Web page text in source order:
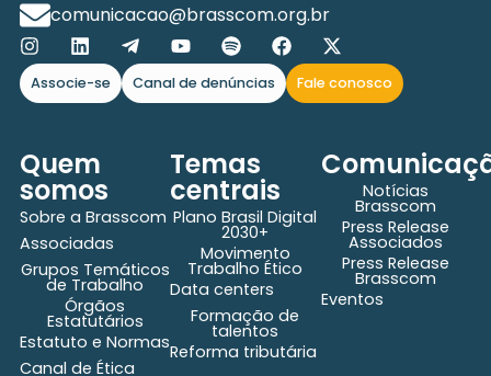
comunicacao@brasscom.org.br
Associe-se Canal de denúncias Fale conosco
Quem
somos
Sobre a Brasscom
Associadas
Grupos Temáticos
de Trabalho
Órgãos
Estatutários
Estatuto e Normas
Canal de Ética
Temas
centrais
Plano Brasil Digital
2030+
Movimento
Trabalho Ético
Data centers
Formação de
talentos
Reforma tributária
Notícias
Brasscom
Press Release
Associados
Press Release
Brasscom
Eventos